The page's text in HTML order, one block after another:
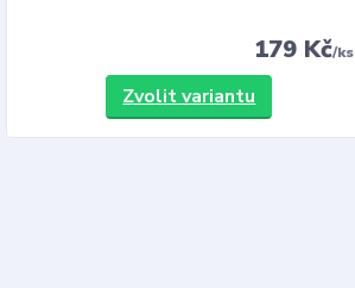
179 Kč/ks
Zvolit variantu